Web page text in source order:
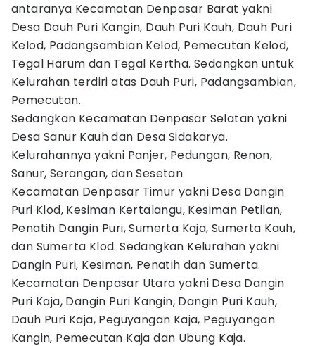
antaranya Kecamatan Denpasar Barat yakni
Desa Dauh Puri Kangin, Dauh Puri Kauh, Dauh Puri
Kelod, Padangsambian Kelod, Pemecutan Kelod,
Tegal Harum dan Tegal Kertha. Sedangkan untuk
Kelurahan terdiri atas Dauh Puri, Padangsambian,
Pemecutan.
Sedangkan Kecamatan Denpasar Selatan yakni
Desa Sanur Kauh dan Desa Sidakarya.
Kelurahannya yakni Panjer, Pedungan, Renon,
Sanur, Serangan, dan Sesetan
Kecamatan Denpasar Timur yakni Desa Dangin
Puri Klod, Kesiman Kertalangu, Kesiman Petilan,
Penatih Dangin Puri, Sumerta Kaja, Sumerta Kauh,
dan Sumerta Klod. Sedangkan Kelurahan yakni
Dangin Puri, Kesiman, Penatih dan Sumerta.
Kecamatan Denpasar Utara yakni Desa Dangin
Puri Kaja, Dangin Puri Kangin, Dangin Puri Kauh,
Dauh Puri Kaja, Peguyangan Kaja, Peguyangan
Kangin, Pemecutan Kaja dan Ubung Kaja.